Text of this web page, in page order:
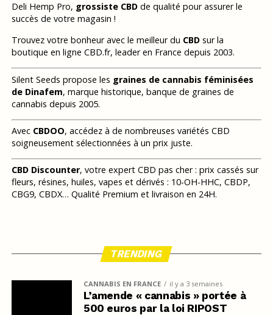
Deli Hemp Pro, grossiste CBDde qualité pour assurer le
succès de votre magasin !
Trouvez votre bonheur avec le meilleur du CBDsur la
boutique en ligne CBD.fr, leader en France depuis 2003.
Silent Seeds propose les graines de cannabis féminisées
de Dinafem, marque historique, banque de graines de
cannabis depuis 2005.
Avec CBDOO, accédez à de nombreuses variétés CBD
soigneusement sélectionnées à un prix juste.
CBD Discounter, votre expert CBD pas cher : prix cassés sur
fleurs, résines, huiles, vapes et dérivés : 10-OH-HHC, CBDP,
CBG9, CBDX… Qualité Premium et livraison en 24H.
TRENDING
CANNABIS EN FRANCE il y a 3 semaines
L’amende « cannabis » portée à
500 euros par la loi RIPOST